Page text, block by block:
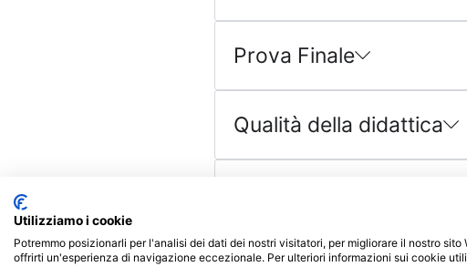
Prova Finale
Qualità della didattica
Calendario
Utilizziamo i cookie
Potremmo posizionarli per l'analisi dei dati dei nostri visitatori, per migliorare il nostro
offrirti un'esperienza di navigazione eccezionale. Per ulteriori informazioni sui cookie